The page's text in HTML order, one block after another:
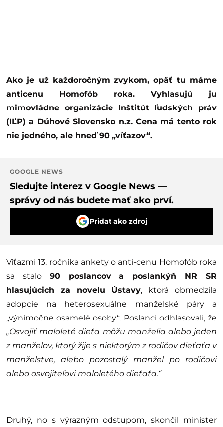
Ako je už každoročným zvykom, opäť tu máme
anticenu Homofób roka. Vyhlasujú ju
mimovládne organizácie Inštitút ľudských práv
(IĽP) a Dúhové Slovensko n.z. Cena má tento rok
nie jedného, ale hneď 90 „víťazov“.
GOOGLE NEWS
Sledujte interez v Google News —
správy od nás budete mať ako prví.
Pridať ako zdroj
Víťazmi 13. ročníka ankety o anti-cenu Homofób roka
sa stalo 90 poslancov a poslankýň NR SR
hlasujúcich za novelu Ústavy, ktorá obmedzila
adopcie na heterosexuálne manželské páry a
„výnimočne osamelé osoby“. Poslanci odhlasovali, že
„Osvojiť maloleté dieťa môžu manželia alebo jeden
z manželov, ktorý žije s niektorým z rodičov dieťaťa v
manželstve, alebo pozostalý manžel po rodičovi
alebo osvojiteľovi maloletého dieťaťa.“
Druhý, no s výrazným odstupom, skončil minister